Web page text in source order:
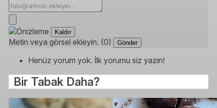
Kaldır
Metin veya görsel ekleyin. (0) Gönder
Henüz yorum yok. İlk yorumu siz yazın!
Bir Tabak Daha?